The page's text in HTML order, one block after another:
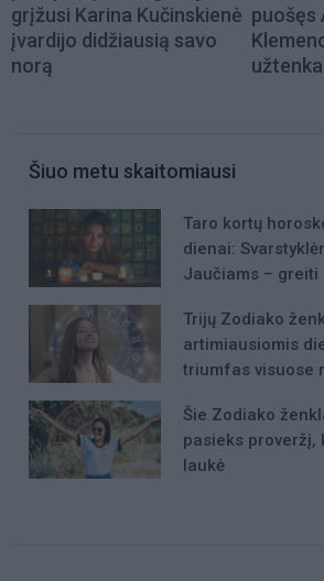
grįžusi Karina Kučinskienė
įvardijo didžiausią savo
norą
puošęs
užtenka
Šiuo metu skaitomiausi
Taro kortų
dienai:
Jaučiams – greiti
Trijų Zodiako
artimiausiomis
triumfas visuose
Šie Zodiako
pasieks proveržį,
laukė